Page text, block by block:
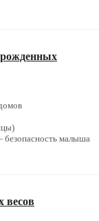
безопасность малыша
весов